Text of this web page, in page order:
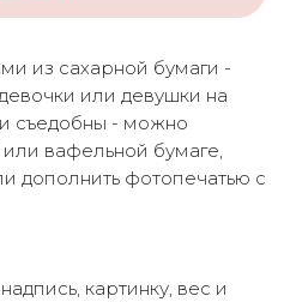
из сахарной бумаги -
или девушки на
съедобны - можно
или вафельной бумаге,
дополнить фотопечатью с
картинку, вес и